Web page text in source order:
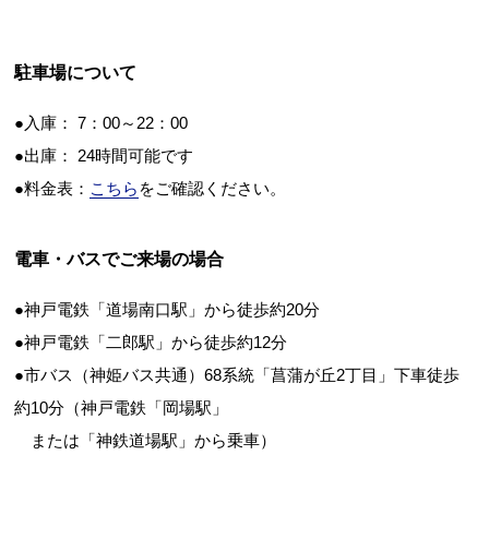
駐車場について
●入庫： 7：00～22：00
●出庫： 24時間可能です
●料金表： こちら をご確認ください。
電車・バスでご来場の場合
●神戸電鉄「道場南口駅」から徒歩約20分
●神戸電鉄「二郎駅」から徒歩約12分
●市バス（神姫バス共通）68系統「菖蒲が丘2丁目」下車徒歩
約10分（神戸電鉄「岡場駅」
または「神鉄道場駅」から乗車）